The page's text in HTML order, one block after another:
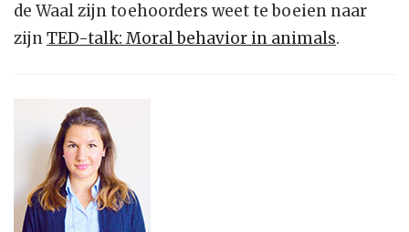
de Waal zijn toehoorders weet te boeien naar
zijnTED-talk: Moral behavior in animals.